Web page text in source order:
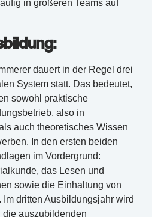
in größeren Teams auf
dauert in der Regel drei
System statt. Das bedeutet,
sowohl praktische
also in
auch theoretisches Wissen
In den ersten beiden
im Vordergrund:
das Lesen und
sowie die Einhaltung von
dritten Ausbildungsjahr wird
die auszubildenden